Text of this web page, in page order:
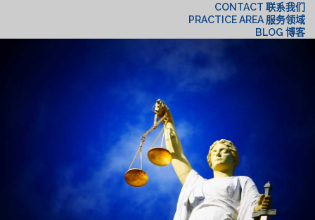
CONTACT 联系我们
PRACTICE AREA 服务领域
BLOG 博客